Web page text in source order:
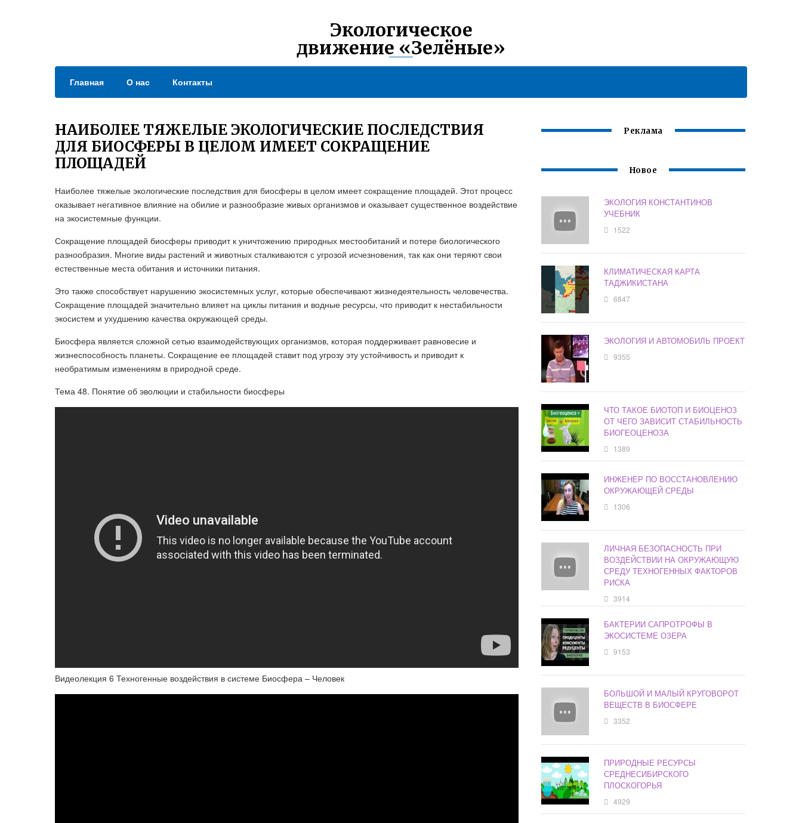
Экологическое
движение «Зелёные»
Главная О нас Контакты
НАИБОЛЕЕ ТЯЖЕЛЫЕ ЭКОЛОГИЧЕСКИЕ ПОСЛЕДСТВИЯ
ДЛЯ БИОСФЕРЫ В ЦЕЛОМ ИМЕЕТ СОКРАЩЕНИЕ
ПЛОЩАДЕЙ
Наиболее тяжелые экологические последствия для биосферы в целом имеет сокращение площадей. Этот процесс
оказывает негативное влияние на обилие и разнообразие живых организмов и оказывает существенное воздействие
на экосистемные функции.
Сокращение площадей биосферы приводит к уничтожению природных местообитаний и потере биологического
разнообразия. Многие виды растений и животных сталкиваются с угрозой исчезновения, так как они теряют свои
естественные места обитания и источники питания.
Это также способствует нарушению экосистемных услуг, которые обеспечивают жизнедеятельность человечества.
Сокращение площадей значительно влияет на циклы питания и водные ресурсы, что приводит к нестабильности
экосистем и ухудшению качества окружающей среды.
Биосфера является сложной сетью взаимодействующих организмов, которая поддерживает равновесие и
жизнеспособность планеты. Сокращение ее площадей ставит под угрозу эту устойчивость и приводит к
необратимым изменениям в природной среде.
Тема 48. Понятие об эволюции и стабильности биосферы
Видеолекция 6 Техногенные воздействия в системе Биосфера – Человек
Реклама
Новое
ЭКОЛОГИЯ КОНСТАНТИНОВ
УЧЕБНИК
1522
КЛИМАТИЧЕСКАЯ КАРТА
ТАДЖИКИСТАНА
6847
ЭКОЛОГИЯ И АВТОМОБИЛЬ ПРОЕКТ
9355
ЧТО ТАКОЕ БИОТОП И БИОЦЕНОЗ
ОТ ЧЕГО ЗАВИСИТ СТАБИЛЬНОСТЬ
БИОГЕОЦЕНОЗА
1389
ИНЖЕНЕР ПО ВОССТАНОВЛЕНИЮ
ОКРУЖАЮЩЕЙ СРЕДЫ
1306
ЛИЧНАЯ БЕЗОПАСНОСТЬ ПРИ
ВОЗДЕЙСТВИИ НА ОКРУЖАЮЩУЮ
СРЕДУ ТЕХНОГЕННЫХ ФАКТОРОВ
РИСКА
3914
БАКТЕРИИ САПРОТРОФЫ В
ЭКОСИСТЕМЕ ОЗЕРА
9153
БОЛЬШОЙ И МАЛЫЙ КРУГОВОРОТ
ВЕЩЕСТВ В БИОСФЕРЕ
3352
ПРИРОДНЫЕ РЕСУРСЫ
СРЕДНЕСИБИРСКОГО
ПЛОСКОГОРЬЯ
4929